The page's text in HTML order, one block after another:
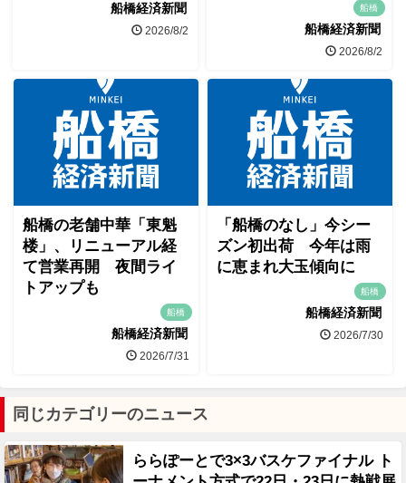
船橋経済新聞
2026/8/2
船橋
船橋経済新聞
2026/8/2
船橋の老舗中華「東魁
楼」、リニューアル経
て営業再開 夜間ライ
トアップも
船橋
船橋経済新聞
2026/7/31
「船橋のなし」今シー
ズン初出荷 今年は雨
に恵まれ大玉傾向に
船橋
船橋経済新聞
2026/7/30
同じカテゴリーのニュース
ららぽーとで3×3バスケファイナル ト